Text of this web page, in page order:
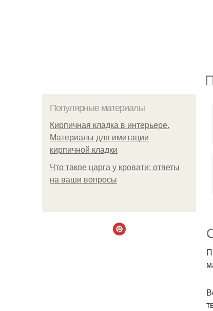
Популярные материалы
Кирпичная кладка в интерьере.
Материалы для имитации
кирпичной кладки
Что такое царга у кровати: ответы
на ваши вопросы